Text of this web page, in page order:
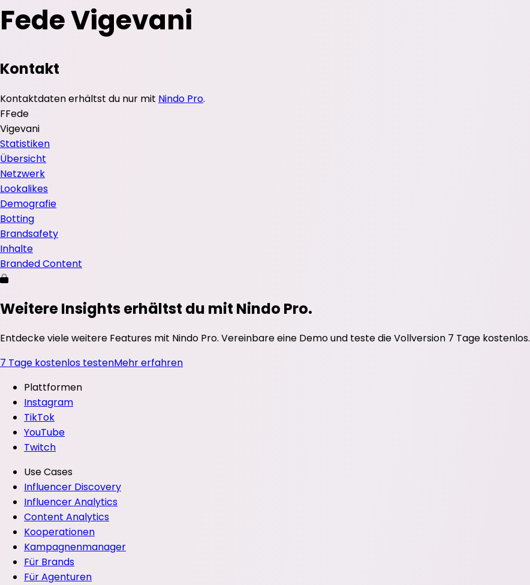
Fede Vigevani
Kontakt
Kontaktdaten erhältst du nur mit Nindo Pro.
FFede
Vigevani
Statistiken
Übersicht
Netzwerk
Lookalikes
Demografie
Botting
Brandsafety
Inhalte
Branded Content
Weitere Insights erhältst du mit Nindo Pro.
Entdecke viele weitere Features mit Nindo Pro. Vereinbare eine Demo und teste die Vollversion 7 Tage kostenlos.
7 Tage kostenlos testenMehr erfahren
Plattformen
Instagram
TikTok
YouTube
Twitch
Use Cases
Influencer Discovery
Influencer Analytics
Content Analytics
Kooperationen
Kampagnenmanager
Für Brands
Für Agenturen